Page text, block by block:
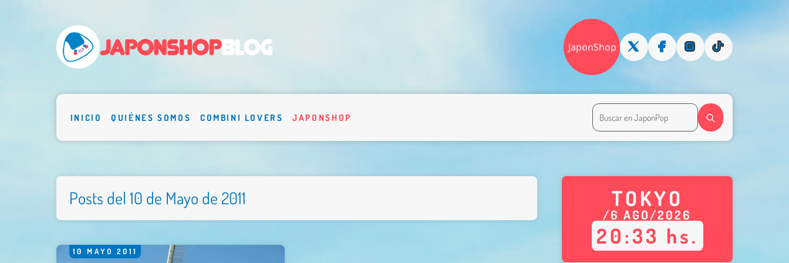
JaponShop
INICIO QUIÉNES SOMOS COMBINI LOVERS JAPONSHOP
Posts del 10 de Mayo de 2011
10 MAYO 2011
TOKYO
/6 AGO/2026
20:33 hs.